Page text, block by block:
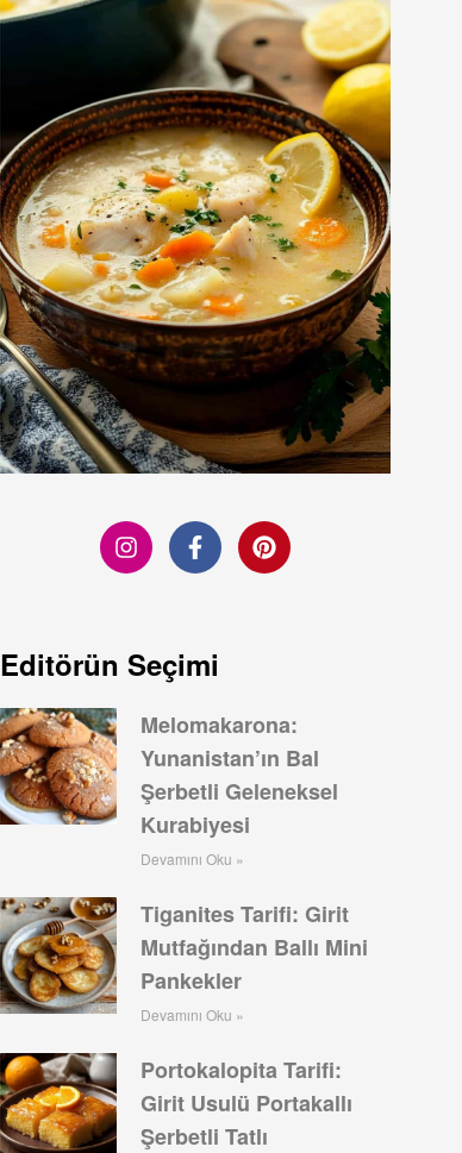
Editörün Seçimi
Melomakarona:
Yunanistan’ın Bal
Şerbetli Geleneksel
Kurabiyesi
Devamını Oku »
Tiganites Tarifi: Girit
Mutfağından Ballı Mini
Pankekler
Devamını Oku »
Portokalopita Tarifi:
Girit Usulü Portakallı
Şerbetli Tatlı